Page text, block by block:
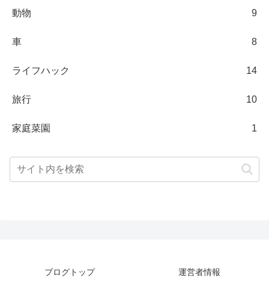
動物 9
車 8
ライフハック 14
旅行 10
家庭菜園 1
ブログトップ 運営者情報